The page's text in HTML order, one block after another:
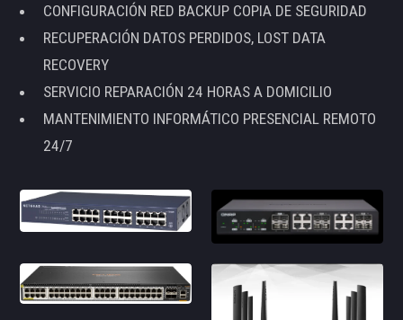
CONFIGURACIÓN RED BACKUP COPIA DE SEGURIDAD
RECUPERACIÓN DATOS PERDIDOS, LOST DATA
RECOVERY
SERVICIO REPARACIÓN 24 HORAS A DOMICILIO
MANTENIMIENTO INFORMÁTICO PRESENCIAL REMOTO
24/7